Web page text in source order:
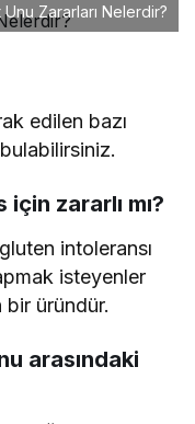
Zararları Nelerdir?
edilen bazı
zararlı mı?
intoleransı
isteyenler
üründür.
arasındaki